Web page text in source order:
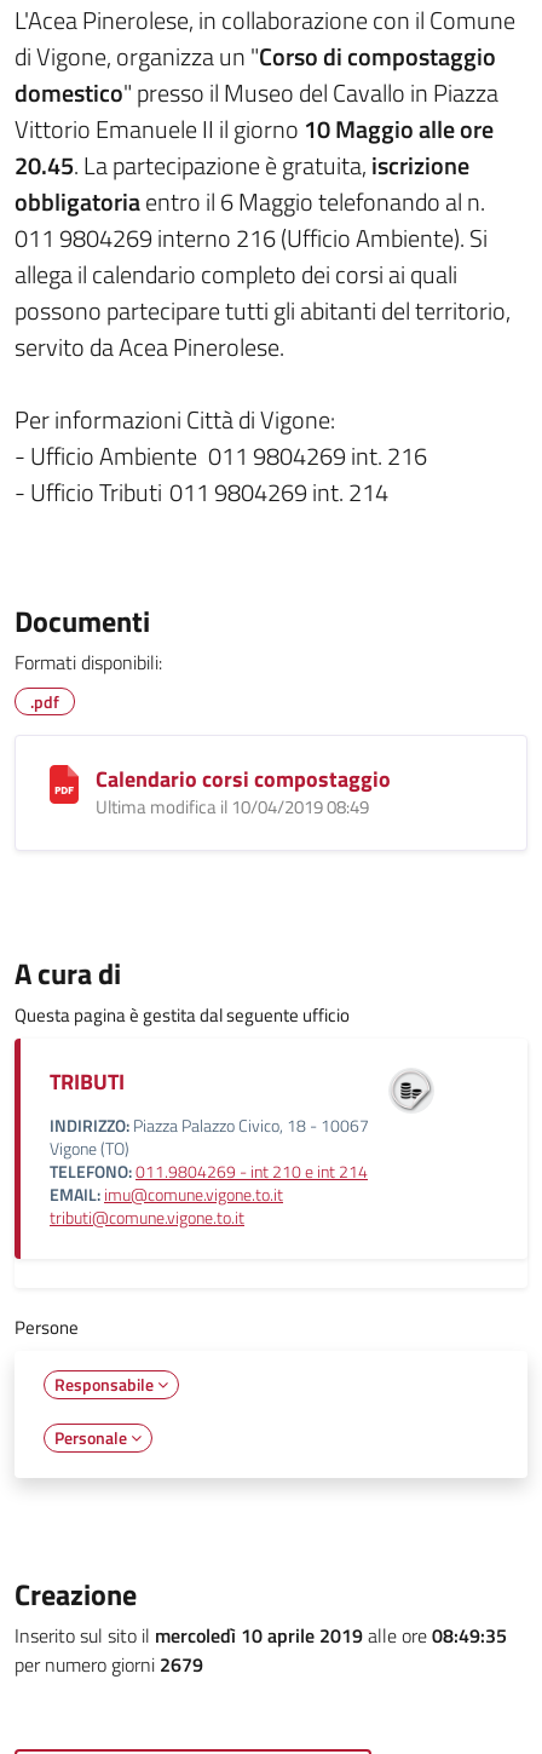
L'Acea Pinerolese, in collaborazione con il Comune
di Vigone, organizza un "Corso di compostaggio
domestico" presso il Museo del Cavallo in Piazza
Vittorio Emanuele II il giorno 10 Maggio alle ore
20.45. La partecipazione è gratuita,iscrizione
obbligatoriaentro il 6 Maggio telefonando al n.
011 9804269 interno 216 (Ufficio Ambiente). Si
allega il calendario completo dei corsi ai quali
possono partecipare tutti gli abitanti del territorio,
servito da Acea Pinerolese.
Per informazioni Città di Vigone:
- Ufficio Ambiente 011 9804269 int. 216
- Ufficio Tributi 011 9804269 int. 214
Documenti
Formati disponibili:
.pdf
Calendario corsi compostaggio
Ultima modifica il 10/04/2019 08:49
A cura di
Questa pagina è gestita dal seguente ufficio
TRIBUTI
INDIRIZZO:Piazza Palazzo Civico, 18 - 10067
Vigone (TO)
TELEFONO:011.9804269 - int 210 e int 214
EMAIL:imu@comune.vigone.to.it
tributi@comune.vigone.to.it
Persone
Responsabile
Personale
Creazione
Inserito sul sito il mercoledì 10 aprile 2019alle ore08:49:35
per numero giorni 2679